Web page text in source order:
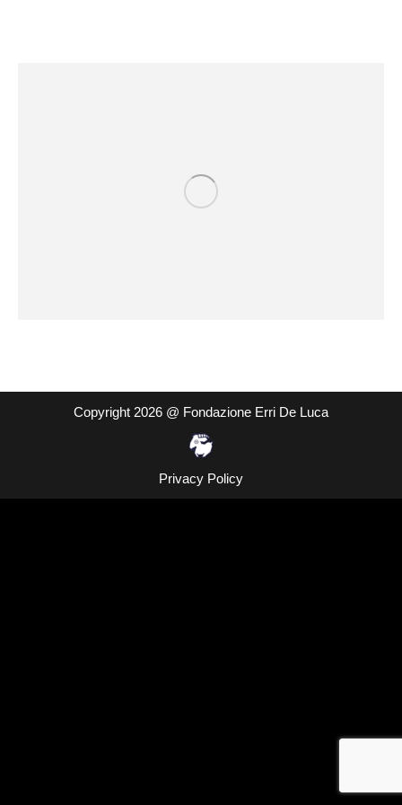
Copyright 2026 @ Fondazione Erri De Luca
Privacy Policy